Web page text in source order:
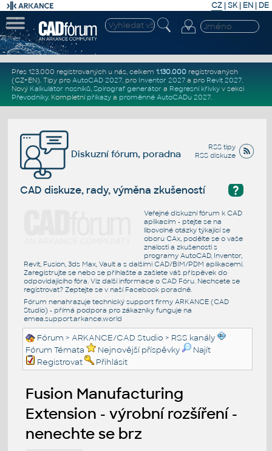
CZ | SK| EN | DE
Přes 123.000 registrovaných u nás, celkem 1.130.000registrovaných
(CZ+EN). Tipy pro AutoCAD 2027, pro Inventor 2027a pro Revit 2027.
Nový Kalkulátor nosníků, Spirograf generátor a Regresní křivkyv sekci
Převodníky. Kompletní příkazya proměnné AutoCADu 2027.
RSS tipy
RSS diskuze
Diskuzní fórum, poradna
?
CAD diskuze, rady, výměna zkušeností
Veřejné diskuzní fórum k CAD
aplikacím - ptejte se na
libovolné otázky týkající se
oboru CAx, podělte se o vaše
znalosti a zkušenosti s
programy AutoCAD, Inventor,
Revit, Fusion, 3ds Max, Vault a s dalšími CAD/BIM/PDM aplikacemi.
Zaregistrujte se nebo se přihlašte a zašlete váš příspěvek do
odpovídajícího fóra. Viz další informace o CAD Fóru. Nechcete se
registrovat? Zeptejte se v naší Facebook poradně.
Fórum nenahrazuje technický support firmy ARKANCE (CAD
Studio) - přímá podpora pro zákazníky funguje na
emea.support.arkance.world
Fórum >ARKANCE/CAD Studio > RSS kanály
Fórum Témata
Nejnovější příspěvky
Najít
Registrovat
Přihlásit
Fusion Manufacturing
Extension - výrobní rozšíření -
nenechte se brz